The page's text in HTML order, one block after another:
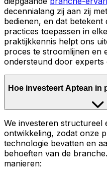
decennialang zij aan zij
bedienen, en dat
practices toepassen in
praktijkkennis helpt ons
proces te stroomlijnen en
ondersteund door experts
Hoe investeert Aptean
We investeren
ontwikkeling, zodat onze
technologie bevatten en
behoeften van de
manieren: